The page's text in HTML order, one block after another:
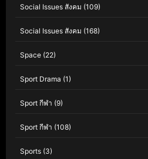
Social Issues สังคม (109)
Social Issues สังคม (168)
Space (22)
Sport Drama (1)
Sport กีฬา (9)
Sport กีฬา (108)
Sports (3)